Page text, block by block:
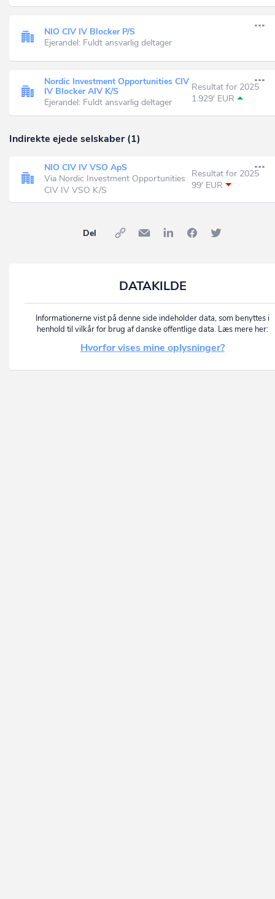
NIO CIV IV Blocker P/S
Ejerandel: Fuldt ansvarlig deltager
Nordic Investment Opportunities CIV
IV Blocker AIV K/S
Ejerandel: Fuldt ansvarlig deltager
Resultat for 2025
1.929' EUR
Indirekte ejede selskaber (1)
NIO CIV IV VSO ApS
Via Nordic Investment Opportunities
CIV IV VSO K/S
Resultat for 2025
99' EUR
Del
DATAKILDE
Informationerne vist på denne side indeholder data, som benyttes i
henhold til vilkår for brug af danske offentlige data. Læs mere her:
Hvorfor vises mine oplysninger?